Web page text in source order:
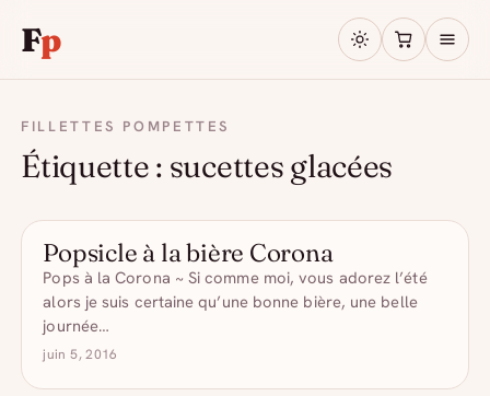
Fp
FILLETTES POMPETTES
Étiquette : sucettes glacées
LES GLACÉES
Popsicle à la bière Corona
Pops à la Corona ~ Si comme moi, vous adorez l’été
alors je suis certaine qu’une bonne bière, une belle
journée…
juin 5, 2016